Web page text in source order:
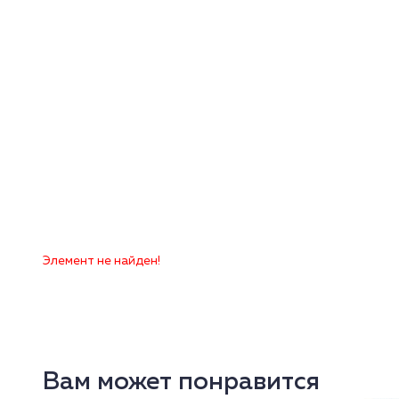
Элемент не найден!
Вам может понравится